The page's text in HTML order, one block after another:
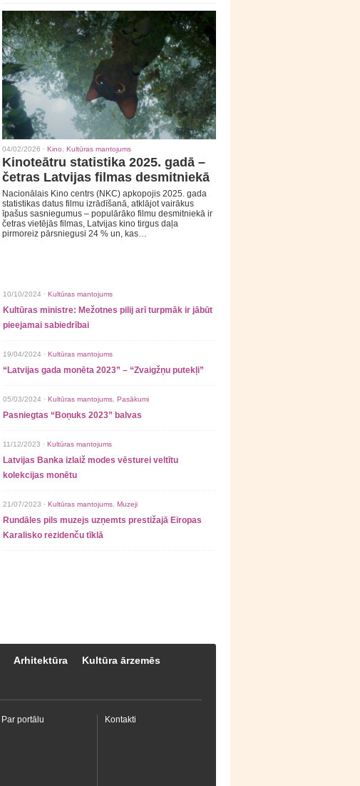
04/02/2026 · Kino Kultūras mantojums
Kinoteātru statistika 2025. gadā –
četras Latvijas filmas desmitniekā
Nacionālais Kino centrs (NKC) apkopojis 2025. gada
statistikas datus filmu izrādīšanā, atklājot vairākus
īpašus sasniegumus – populārāko filmu desmitniekā ir
četras vietējās filmas, Latvijas kino tirgus daļa
pirmoreiz pārsniegusi 24 % un, kas…
10/10/2024 · Kultūras mantojums
Kultūras ministre: Mežotnes pilij arī turpmāk ir jābūt
pieejamai sabiedrībai
19/04/2024 · Kultūras mantojums
“Latvijas gada monēta 2023” – “Zvaigžņu putekļi”
05/03/2024 · Kultūras mantojums Pasākumi
Pasniegtas “Boņuks 2023” balvas
11/12/2023 · Kultūras mantojums
Latvijas Banka izlaiž modes vēsturei veltītu
kolekcijas monētu
21/07/2023 · Kultūras mantojums Muzeji
Rundāles pils muzejs uzņemts prestižajā Eiropas
Karalisko rezidenču tīklā
Arhitektūra Kultūra ārzemēs
Par portālu Kontakti